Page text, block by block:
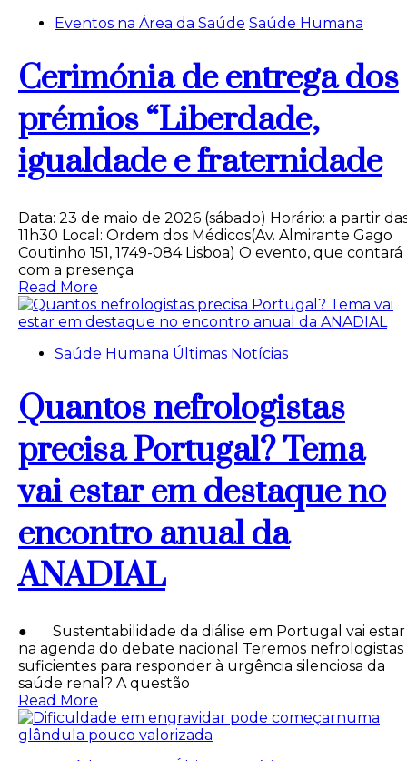
Eventos na Área da Saúde Saúde Humana
Cerimónia de entrega dos
prémios “Liberdade,
igualdade e fraternidade
Data: 23 de maio de 2026 (sábado) Horário: a partir
11h30 Local: Ordem dos Médicos(Av. Almirante Gago
Coutinho 151, 1749-084 Lisboa) O evento, que contará
com a presença
Read More
Saúde Humana Últimas Notícias
Quantos nefrologistas
precisa Portugal? Tema
vai estar em destaque no
encontro anual da
ANADIAL
● Sustentabilidade da diálise em Portugal vai estar
na agenda do debate nacional Teremos nefrologistas
suficientes para responder à urgência silenciosa da
saúde renal? A questão
Read More